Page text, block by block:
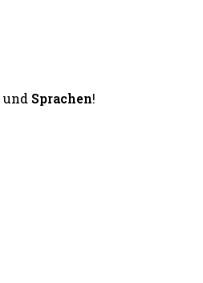
und Sprachen!